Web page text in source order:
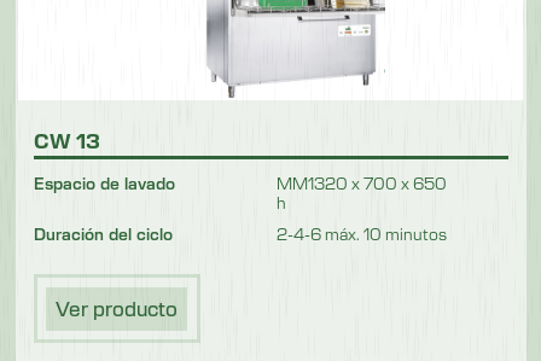
CW 13
Espacio de lavado
MM1320 x 700 x 650
h
Duración del ciclo
2-4-6 máx. 10 minutos
Ver producto